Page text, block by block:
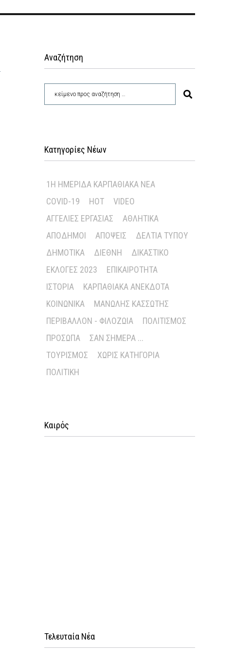
Αναζήτηση
Κατηγορίες Νέων
1Η ΗΜΕΡΊΔΑ ΚΑΡΠΑΘΙΑΚΆ ΝΈΑ
COVID-19
HOT
VIDEO
ΑΓΓΕΛΊΕΣ ΕΡΓΑΣΊΑΣ
ΑΘΛΗΤΙΚΆ
ΑΠΌΔΗΜΟΙ
ΑΠΌΨΕΙΣ
ΔΕΛΤΊΑ ΤΎΠΟΥ
ΔΗΜΟΤΙΚΆ
ΔΙΕΘΝΉ
ΔΙΚΑΣΤΙΚΌ
ΕΚΛΟΓΈΣ 2023
ΕΠΙΚΑΙΡΌΤΗΤΑ
ΙΣΤΟΡΊΑ
ΚΑΡΠΑΘΙΑΚΆ ΑΝΈΚΔΟΤΑ
ΚΟΙΝΩΝΙΚΆ
ΜΑΝΏΛΗΣ ΚΑΣΣΏΤΗΣ
ΠΕΡΙΒΆΛΛΟΝ - ΦΙΛΟΖΩΊΑ
ΠΟΛΙΤΙΣΜΌΣ
ΠΡΌΣΩΠΑ
ΣΑΝ ΣΉΜΕΡΑ ...
ΤΟΥΡΙΣΜΌΣ
ΧΩΡΊΣ ΚΑΤΗΓΟΡΊΑ
ΠΟΛΙΤΙΚΉ
Καιρός
Τελευταία Νέα